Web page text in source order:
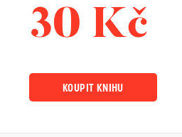
30 Kč
KOUPIT KNIHU